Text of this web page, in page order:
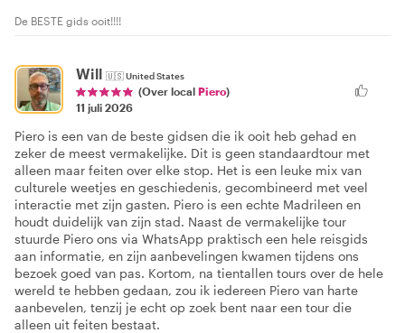
De BESTE gids ooit!!!!
Will 🇺🇸United States
(Over local Piero)
11 juli 2026
Piero is een van de beste gidsen die ik ooit heb gehad en
zeker de meest vermakelijke. Dit is geen standaardtour met
alleen maar feiten over elke stop. Het is een leuke mix van
culturele weetjes en geschiedenis, gecombineerd met veel
interactie met zijn gasten. Piero is een echte Madrileen en
houdt duidelijk van zijn stad. Naast de vermakelijke tour
stuurde Piero ons via WhatsApp praktisch een hele reisgids
aan informatie, en zijn aanbevelingen kwamen tijdens ons
bezoek goed van pas. Kortom, na tientallen tours over de hele
wereld te hebben gedaan, zou ik iedereen Piero van harte
aanbevelen, tenzij je echt op zoek bent naar een tour die
alleen uit feiten bestaat.